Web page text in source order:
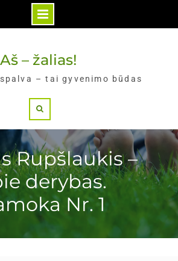
Aš – žalias!
– tai gyvenimo būdas
Rupšlaukis –
derybas.
Nr. 1